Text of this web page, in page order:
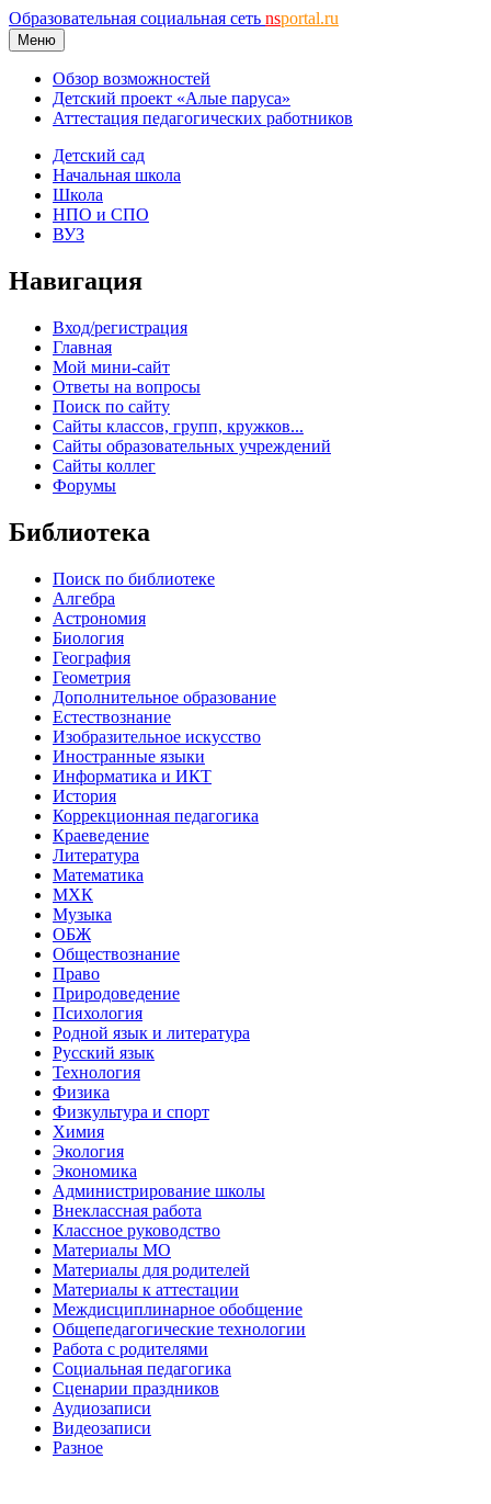
Образовательная социальная сеть nsportal.ru
Меню
Обзор возможностей
Детский проект «Алые паруса»
Аттестация педагогических работников
Детский сад
Начальная школа
Школа
НПО и СПО
ВУЗ
Навигация
Вход/регистрация
Главная
Мой мини-сайт
Ответы на вопросы
Поиск по сайту
Сайты классов, групп, кружков...
Сайты образовательных учреждений
Сайты коллег
Форумы
Библиотека
Поиск по библиотеке
Алгебра
Астрономия
Биология
География
Геометрия
Дополнительное образование
Естествознание
Изобразительное искусство
Иностранные языки
Информатика и ИКТ
История
Коррекционная педагогика
Краеведение
Литература
Математика
МХК
Музыка
ОБЖ
Обществознание
Право
Природоведение
Психология
Родной язык и литература
Русский язык
Технология
Физика
Физкультура и спорт
Химия
Экология
Экономика
Администрирование школы
Внеклассная работа
Классное руководство
Материалы МО
Материалы для родителей
Материалы к аттестации
Междисциплинарное обобщение
Общепедагогические технологии
Работа с родителями
Социальная педагогика
Сценарии праздников
Аудиозаписи
Видеозаписи
Разное